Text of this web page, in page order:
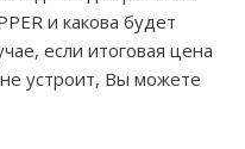
и какова будет
если итоговая цена
устроит, Вы можете